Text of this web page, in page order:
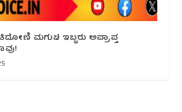
ಮಗುಚಿ ಇಬ್ಬರು ಅಪ್ರಾಪ್ತ